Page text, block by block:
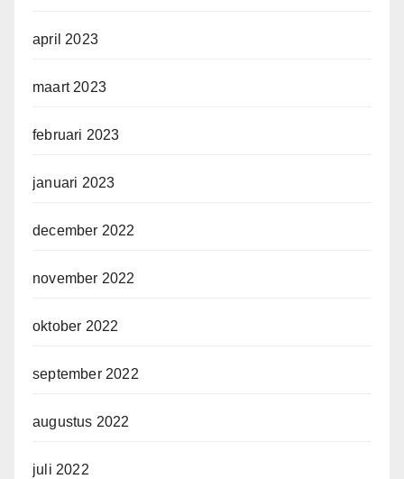
april 2023
maart 2023
februari 2023
januari 2023
december 2022
november 2022
oktober 2022
september 2022
augustus 2022
juli 2022